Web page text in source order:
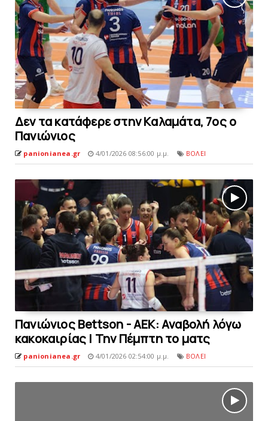
Δεν τα κατάφερε στην Kαλαμάτα, 7ος ο
Πανιώνιος
panionianea.gr 4/01/2026 08:56:00 μ.μ. ΒΟΛΕΙ
Πανιώνιος Bettson - AEK: Αναβολή λόγω
κακοκαιρίας | Την Πέμπτη το ματς
panionianea.gr 4/01/2026 02:54:00 μ.μ. ΒΟΛΕΙ